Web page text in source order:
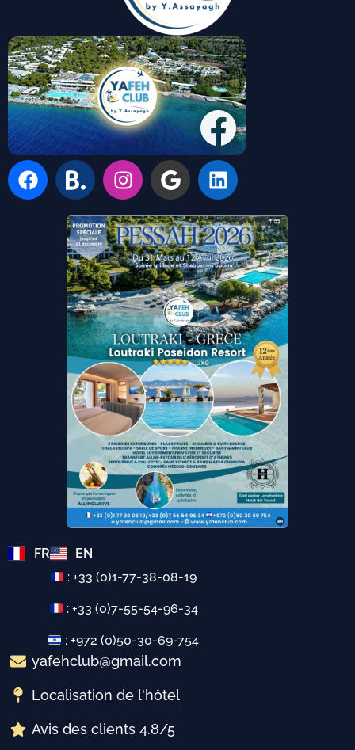
FR
EN
: +33 (0)1-77-38-08-19
: +33 (0)7-55-54-96-34
: +972 (0)50-30-69-754
yafehclub@gmail.com
Localisation de l'hôtel
Avis des clients 4.8/5